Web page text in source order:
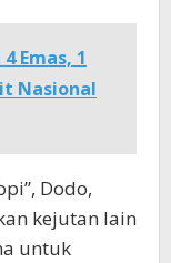
Emas, 1
Nasional
Dodo,
kejutan lain
untuk